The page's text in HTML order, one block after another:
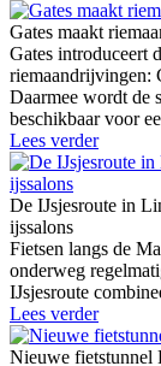
Gates maakt
Gates introduceert
Daarmee wordt de
beschikbaar voor
Lees verder
De IJsjesroute in
ijssalons
Fietsen langs de
onderweg
IJsjesroute
Lees verder
Nieuwe fietstunnel